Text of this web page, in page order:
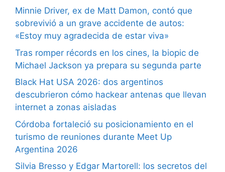
Minnie Driver, ex de Matt Damon, contó que
sobrevivió a un grave accidente de autos:
«Estoy muy agradecida de estar viva»
Tras romper récords en los cines, la biopic de
Michael Jackson ya prepara su segunda parte
Black Hat USA 2026: dos argentinos
descubrieron cómo hackear antenas que llevan
internet a zonas aisladas
Córdoba fortaleció su posicionamiento en el
turismo de reuniones durante Meet Up
Argentina 2026
Silvia Bresso y Edgar Martorell: los secretos del